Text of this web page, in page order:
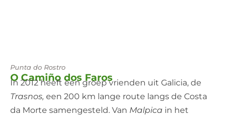
Punta do Rostro
O Camiño dos Faros
In 2012 heeft een groep vrienden uit Galicia, de
Trasnos, een 200 km lange route langs de Costa
da Morte samengesteld. Van Malpica in het